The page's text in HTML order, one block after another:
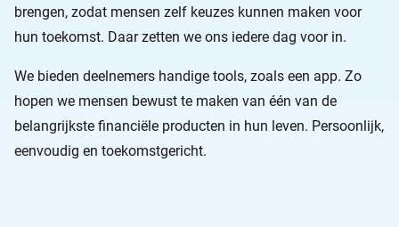
brengen, zodat mensen zelf keuzes kunnen maken voor
hun toekomst. Daar zetten we ons iedere dag voor in.
We bieden deelnemers handige tools, zoals een app. Zo
hopen we mensen bewust te maken van één van de
belangrijkste financiële producten in hun leven. Persoonlijk,
eenvoudig en toekomstgericht.